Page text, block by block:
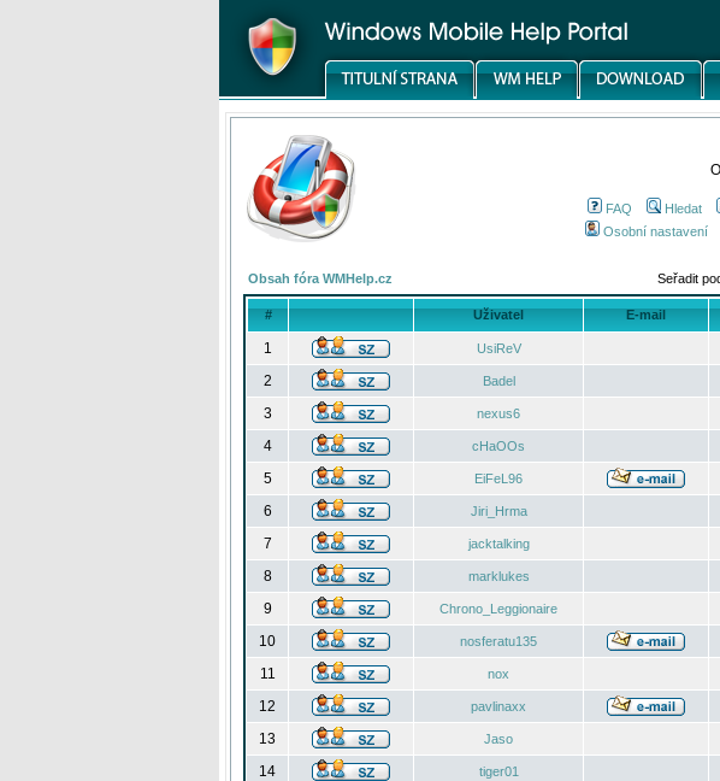
FAQ Hledat
Osobní nastavení
Obsah fóra WMHelp.cz Seřadit
# Uživatel E-mail
1 UsiReV
2
Badel
3
nexus6
4
cHaOOs
5
EiFeL96
6
Jiri_Hrma
7
jacktalking
8
marklukes
9
Chrono_Leggionaire
10
nosferatu135
11
nox
12
pavlinaxx
13
Jaso
14
tiger01